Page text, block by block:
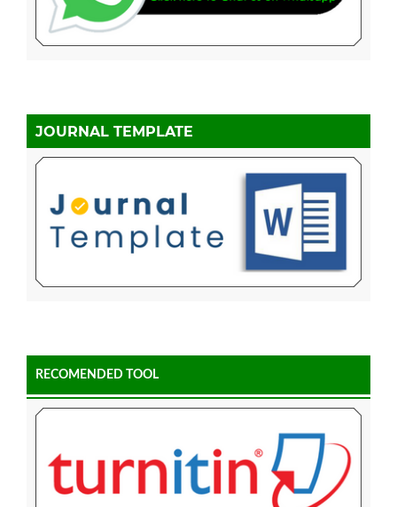
JOURNAL TEMPLATE
RECOMENDED TOOL